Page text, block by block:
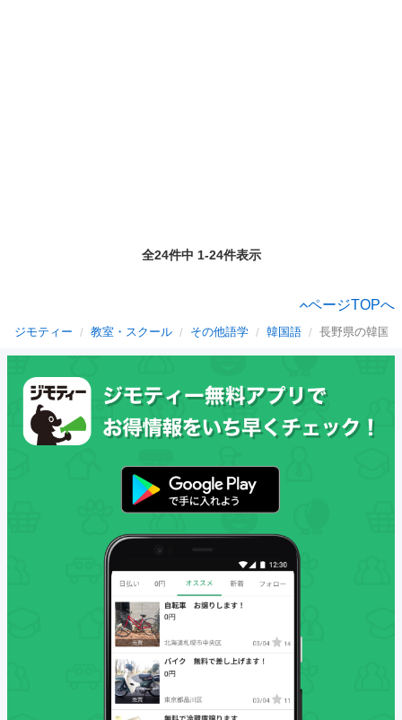
全24件中 1-24件表示
ページTOPへ
ジモティー 教室・スクール その他語学 韓国語 長野県の韓国語